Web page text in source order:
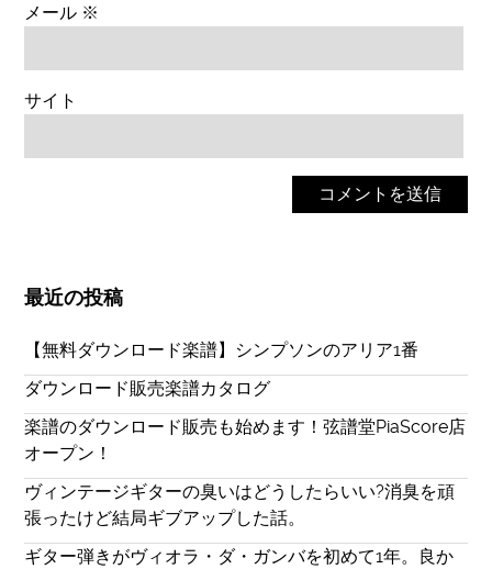
メール ※
サイト
最近の投稿
【無料ダウンロード楽譜】シンプソンのアリア1番
ダウンロード販売楽譜カタログ
楽譜のダウンロード販売も始めます！弦譜堂PiaScore店
オープン！
ヴィンテージギターの臭いはどうしたらいい?消臭を頑
張ったけど結局ギブアップした話。
ギター弾きがヴィオラ・ダ・ガンバを初めて1年。良か